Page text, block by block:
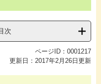
次
ページID：0001217
更新日：2017年2月26日更新